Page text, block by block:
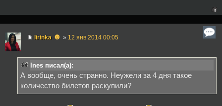
lirinka ☻ » 12 янв 2014 00:05
Ines писал(а):
А вообще, очень странно. Неужели за 4 дня такое
количество билетов раскупили?